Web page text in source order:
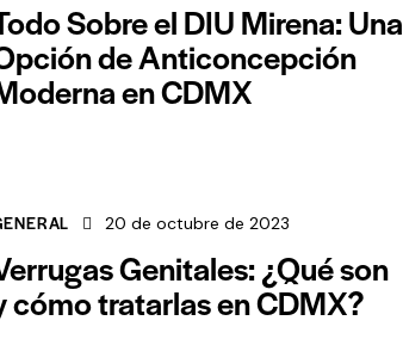
Sobre el DIU Mirena: Una
de Anticoncepción
en CDMX
20 de octubre de 2023
Genitales: ¿Qué son
cómo tratarlas en CDMX?